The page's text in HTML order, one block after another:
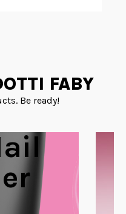
FABY
Be ready!